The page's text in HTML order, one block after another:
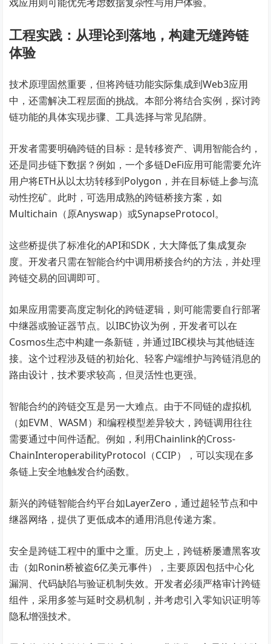
工程实践：从理论到落地，构建无缝跨链
体验
技术原理固然重要，但将跨链功能实际集成到Web3应用
中，还需解决工程层面的挑战。本部分将结合实例，探讨跨
链功能的具体实现步骤、工具选择与常见陷阱。
开发者需要明确跨链的目标：是转移资产、调用智能合约，
还是同步链下数据？例如，一个多链DeFi应用可能需要允许
用户将ETH从以太坊转移到Polygon，并在目标链上参与流
动性挖矿。此时，可选用成熟的跨链桥接方案，如
Multichain（原Anyswap）或SynapseProtocol。
这些桥提供了标准化的API和SDK，大大降低了集成复杂
度。开发者只需在智能合约中调用桥接合约的方法，并处理
跨链交易的回调即可。
如果应用需要高度定制化的跨链逻辑，则可能需要自行部署
中继器或验证器节点。以IBC协议为例，开发者可以在
Cosmos生态中构建一条新链，并通过IBC模块与其他链连
接。这个过程涉及链的初始化、轻客户端维护与跨链消息的
路由设计，技术要求较高，但灵活性也更强。
智能合约的跨链交互是另一大难点。由于不同链的虚拟机
（如EVM、WASM）和编程模型差异较大，跨链调用往往
需要通过中间件适配。例如，利用Chainlink的Cross-
ChainInteroperabilityProtocol（CCIP），可以实现在多
条链上安全地触发合约函数。
新兴的跨链智能合约平台如LayerZero，通过超轻节点和中
继器网络，提供了更低成本的通用消息传递方案。
安全是跨链工程中的重中之重。历史上，跨链桥屡遭黑客攻
击（如Ronin桥被盗6亿美元事件），主要原因包括中心化
漏洞、代码缺陷与验证机制失效。开发者必须严格审计跨链
组件，采用多签与延时交易机制，并考虑引入零知识证明等
隐私增强技术。